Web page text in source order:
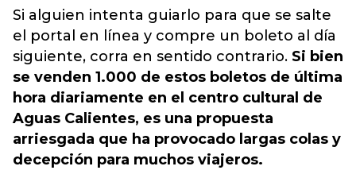
Si alguien intenta guiarlo para que se salte
el portal en línea y compre un boleto al día
siguiente, corra en sentido contrario. Si bien
se venden 1.000 de estos boletos de última
hora diariamente en el centro cultural de
Aguas Calientes, es una propuesta
arriesgada que ha provocado largas colas y
decepción para muchos viajeros.